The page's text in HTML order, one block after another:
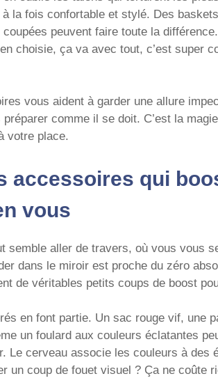
la fois confortable et stylé. Des
peuvent faire toute la
choisie, ça va avec tout, c’est super
vous aident à garder une allure
comme il se doit. C’est la
votre place.
accessoires qui
vous
semble aller de travers, où vous vous
dans le miroir est proche du zéro
de véritables petits coups de boost
en font partie. Un sac rouge vif, une
un foulard aux couleurs éclatantes
Le cerveau associe les couleurs à des
un coup de fouet visuel ? Ça ne coûte